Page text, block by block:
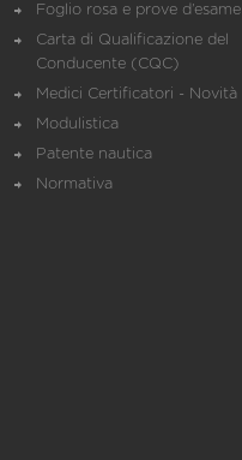
Foglio rosa e prove d’esame
Carta di Qualificazione del
Conducente (CQC)
Medici Certificatori - Novità
Modulistica
Patente nautica
Normativa